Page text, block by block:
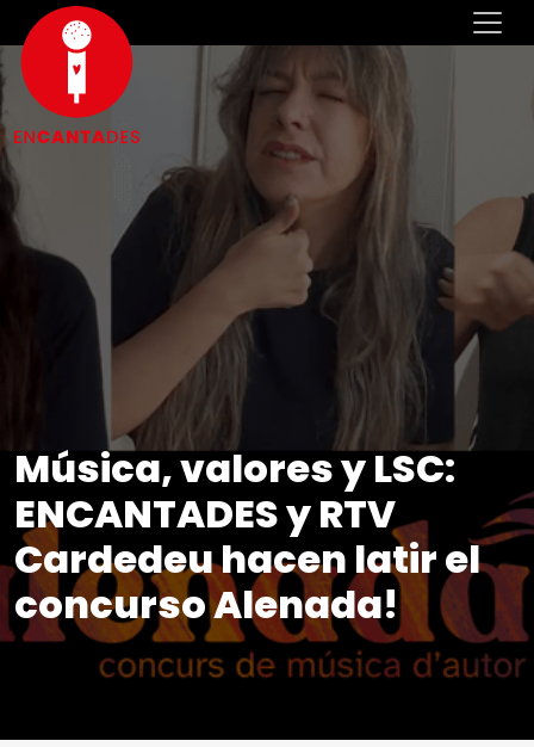
Música, valores y LSC:
ENCANTADES y RTV
Cardedeu hacen latir el
concurso Alenada!